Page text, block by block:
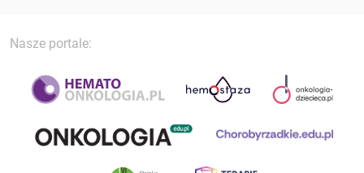
Nasze portale: